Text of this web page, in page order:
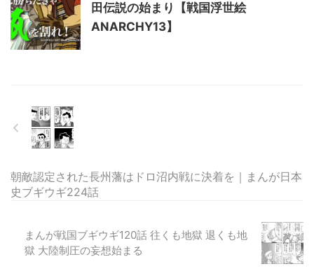
田伝説の始まり【戦国浮世絵
ANARCHY13】
朝敵認定された長州藩はドロ沼内戦に決着を｜まんが日本
史ブギウギ224話
まんが戦国ブギウギ120話 往くも地獄 退くも地
獄 大陸制圧の妄想始まる